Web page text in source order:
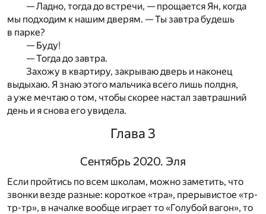
— Ладно, тогда до встречи, — прощается Ян, когда
мы подходим к нашим дверям. — Ты завтра будешь
в парке?
— Буду!
— Тогда до завтра.
Захожу в квартиру, закрываю дверь и наконец
выдыхаю. Я знаю этого мальчика всего лишь полдня,
а уже мечтаю о том, чтобы скорее настал завтрашний
день и я снова его увидела.
Глава 3
Сентябрь 2020. Эля
Если пройтись по всем школам, можно заметить, что
звонки везде разные: короткое «тра», прерывистое «тр-
тр-тр», в началке вообще играет то «Голубой вагон», то